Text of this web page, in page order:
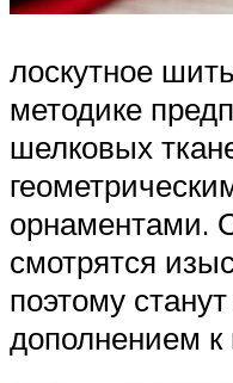
лоскутное
методике
шелковых
орнаментами.
смотрятся
поэтому
дополнением к